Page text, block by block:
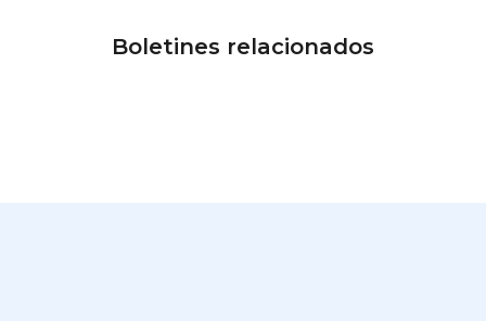
Boletines relacionados